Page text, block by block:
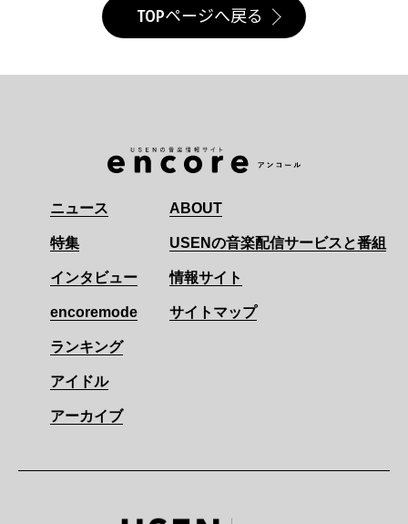
TOPページへ戻る
ニュース
特集
インタビュー
encoremode
ランキング
アイドル
アーカイブ
ABOUT
USENの音楽配信サービスと番組
情報サイト
サイトマップ